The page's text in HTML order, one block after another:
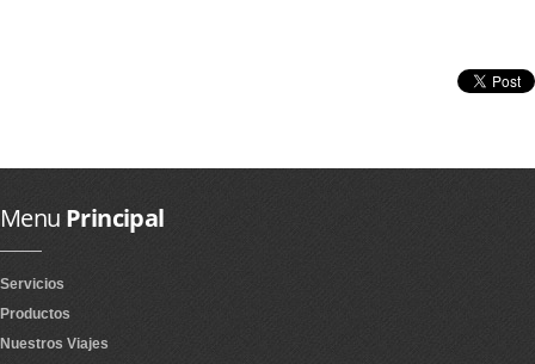
Menu Principal
Servicios
Productos
Nuestros Viajes